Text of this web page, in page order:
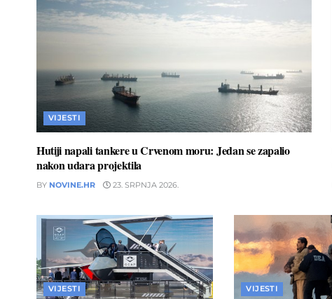
VIJESTI
Hutiji napali tankere u Crvenom moru: Jedan se zapalio
nakon udara projektila
BY NOVINE.HR 23. SRPNJA 2026.
VIJESTI VIJESTI